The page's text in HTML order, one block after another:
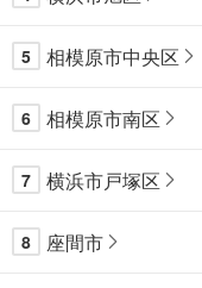
5 相模原市中央区
6 相模原市南区
7 横浜市戸塚区
8 座間市